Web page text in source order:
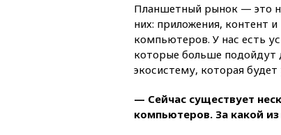
Планшетный рынок — это
них: приложения, контент
компьютеров. У нас есть
которые больше подойдут
экосистему, которая
— Сейчас существует
компьютеров. За какой